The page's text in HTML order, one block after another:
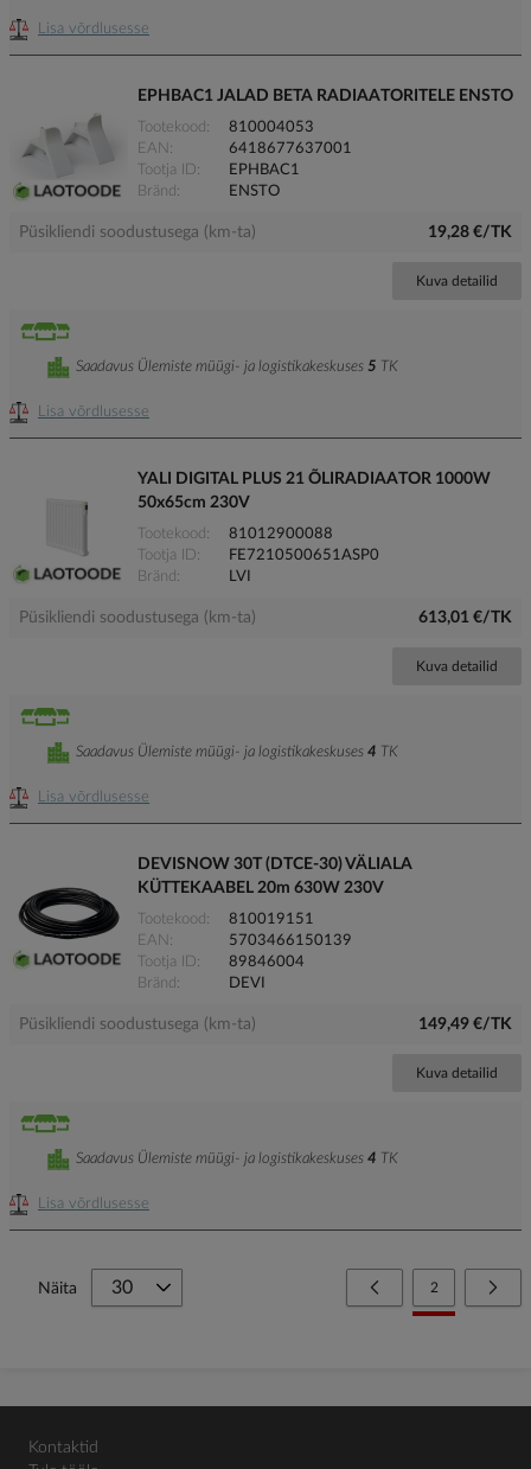
Lisa võrdlusesse
EPHBAC1 JALAD BETA RADIAATORITELE ENSTO
Tootekood
810004053
EAN
6418677637001
Tootja ID
EPHBAC1
Bränd
ENSTO
Püsikliendi soodustusega (km-ta) 19,28 €/TK
Kuva detailid
Lisa võrdlusesse
Saadavus Ülemiste müügi- ja logistikakeskuses 5 TK
YALI DIGITAL PLUS 21 ÕLIRADIAATOR 1000W
50x65cm 230V
Tootekood
81012900088
Tootja ID
FE7210500651ASP0
Bränd
LVI
Püsikliendi soodustusega (km-ta) 613,01 €/TK
Kuva detailid
Lisa võrdlusesse
Saadavus Ülemiste müügi- ja logistikakeskuses 4 TK
DEVISNOW 30T (DTCE-30) VÄLIALA
KÜTTEKAABEL 20m 630W 230V
Tootekood
810019151
EAN
5703466150139
Tootja ID
89846004
Bränd
DEVI
Püsikliendi soodustusega (km-ta) 149,49 €/TK
Kuva detailid
Lisa võrdlusesse
Saadavus Ülemiste müügi- ja logistikakeskuses 4 TK
Page You're currently
2
Näita
Kontaktid